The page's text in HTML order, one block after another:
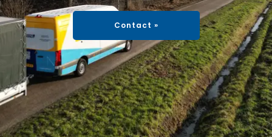
Contact »